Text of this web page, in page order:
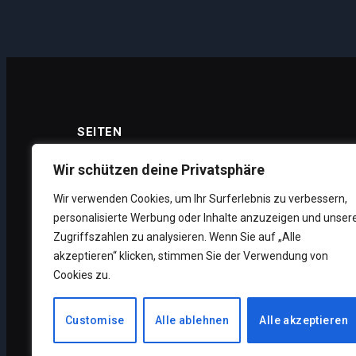
Wir schützen deine Privatsphäre
Wir verwenden Cookies, um Ihr Surferlebnis zu verbessern,
personalisierte Werbung oder Inhalte anzuzeigen und
Zugriffszahlen zu analysieren. Wenn Sie auf „Alle
akzeptieren“ klicken, stimmen Sie der Verwendung von
Cookies zu.
Customise Alle ablehnen Alle akzeptieren
SEITEN
Datenschutz
Impressum
Über uns